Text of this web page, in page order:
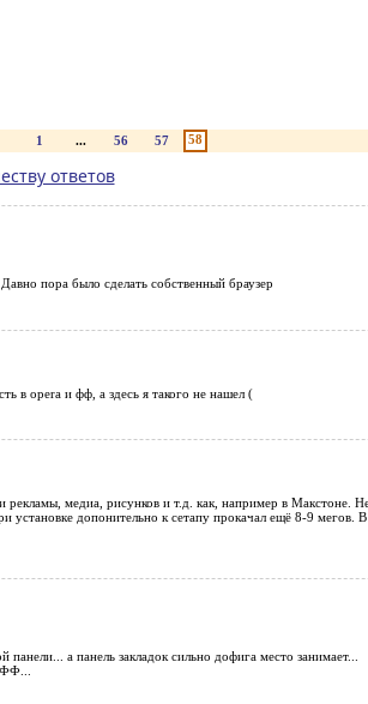
1 ... 56 57 58
ответов
пора было сделать собственный браузер
в opera и фф, а здесь я такого не нашел (
медиа, рисунков и т.д. как, например в Макстоне.
установке допонительно к сетапу прокачал ещё 8-9
а панель закладок сильно дофига место занимает...